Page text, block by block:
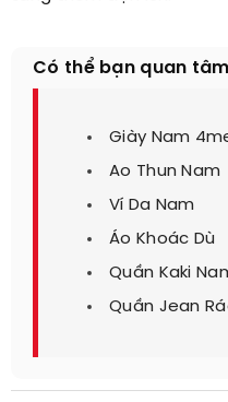
Có thể bạn quan
Giày Nam
Ao Thun Nam
Ví Da Nam
Áo Khoác Dù
Quần Kaki
Quần Jean